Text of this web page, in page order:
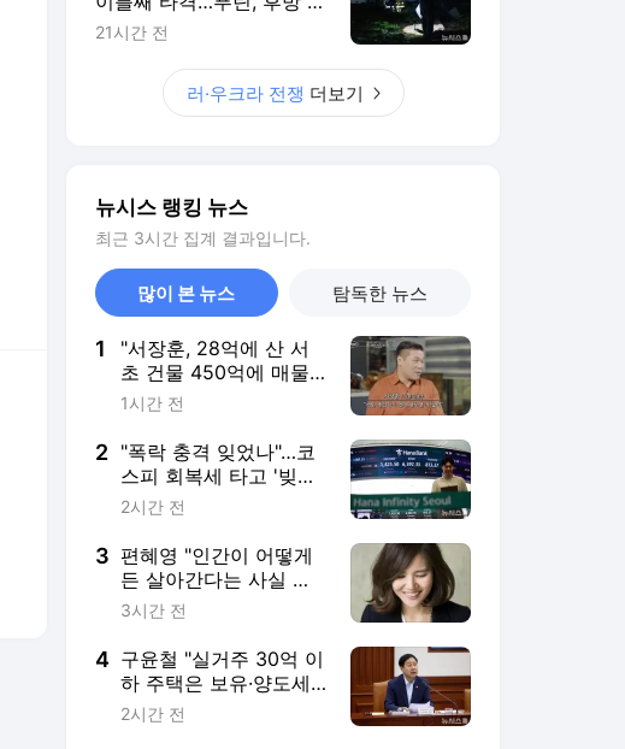
원 기능 통합
21시간 전
러·우크라 전쟁 더보기
뉴시스 랭킹 뉴스
최근 3시간 집계 결과입니다.
많이 본 뉴스 탐독한 뉴스
1
"서장훈, 28억에 산 서
초 건물 450억에 매물
로"
1시간 전
2 "폭락 충격 잊었나"…코
스피 회복세 타고 '빚투'
다시 고개
2시간 전
3 편혜영 "인간이 어떻게
든 살아간다는 사실 자
체가 경이롭다" [문화人
3시간 전
4 구윤철 "실거주 30억 이
하 주택은 보유·양도세
모두 완화"
2시간 전